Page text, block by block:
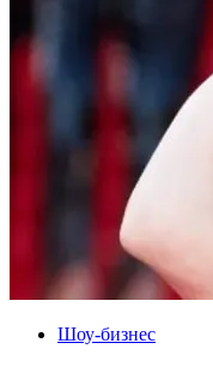
Шоу-бизнес